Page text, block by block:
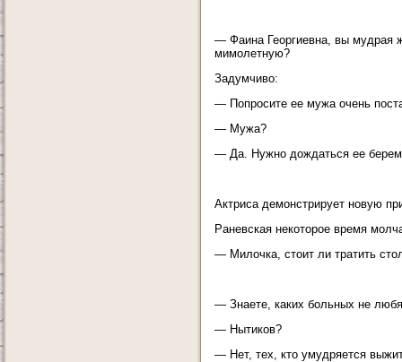
— Фаина Георгиевна, вы мудрая
мимолетную?
Задумчиво:
— Попросите ее мужа очень
— Мужа?
— Да. Нужно дождаться ее
Актриса демонстрирует новую
Раневская некоторое время
— Милочка, стоит ли тратить
— Знаете, каких больных не
— Нытиков?
— Нет, тех, кто умудряется